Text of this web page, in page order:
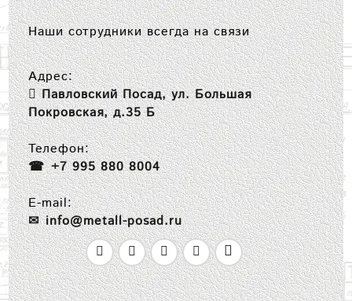
Наши сотрудники всегда на связи
Адрес:
Павловский Посад, ул. Большая
Покровская, д.35 Б
Телефон:
+7 995 880 8004
E-mail:
info@metall-posad.ru